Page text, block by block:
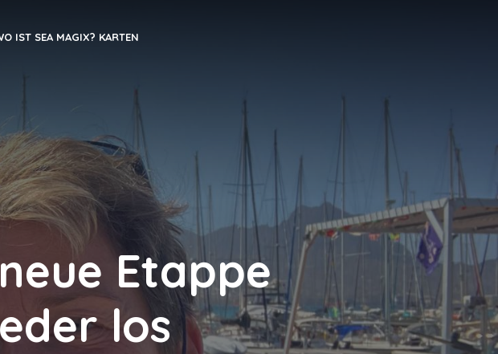
IST SEA MAGIX? KARTEN
Etappe
los